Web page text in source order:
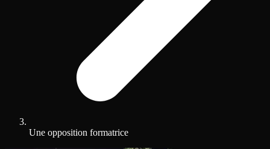
Une opposition formatrice